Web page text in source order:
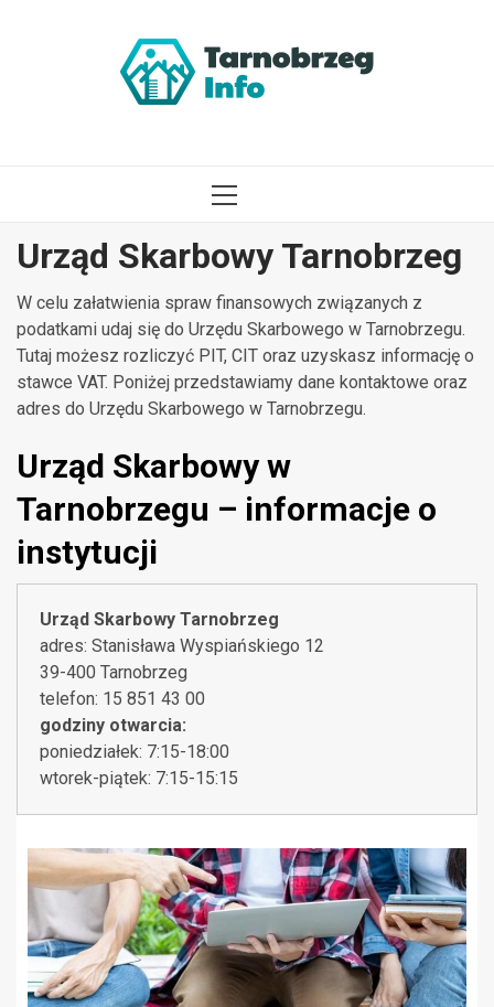
MENU
Urząd Skarbowy Tarnobrzeg
W celu załatwienia spraw finansowych związanych z
podatkami udaj się do Urzędu Skarbowego w Tarnobrzegu.
Tutaj możesz rozliczyć PIT, CIT oraz uzyskasz informację o
stawce VAT. Poniżej przedstawiamy dane kontaktowe oraz
adres do Urzędu Skarbowego w Tarnobrzegu.
Urząd Skarbowy w
Tarnobrzegu – informacje o
instytucji
Urząd Skarbowy Tarnobrzeg
adres: Stanisława Wyspiańskiego 12
39-400 Tarnobrzeg
telefon: 15 851 43 00
godziny otwarcia:
poniedziałek: 7:15-18:00
wtorek-piątek: 7:15-15:15